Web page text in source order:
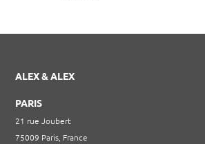
ALEX & ALEX
PARIS
21 rue Joubert
75009 Paris, France